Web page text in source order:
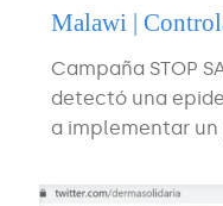
Malawi |
Campaña STOP
detectó una
a implementar